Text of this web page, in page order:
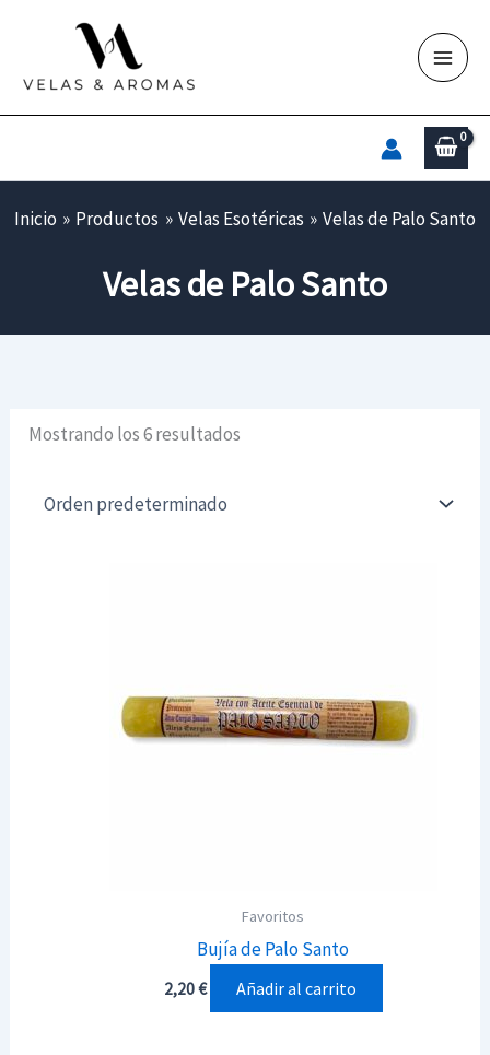
contenido
Inicio Productos Velas Esotéricas Velas de Palo Santo
Velas de Palo Santo
Mostrando los 6 resultados
Favoritos
Bujía de Palo Santo
2,20€ Añadir al carrito